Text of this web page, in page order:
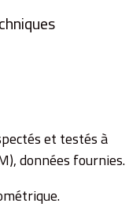
et testés à
données fournies.